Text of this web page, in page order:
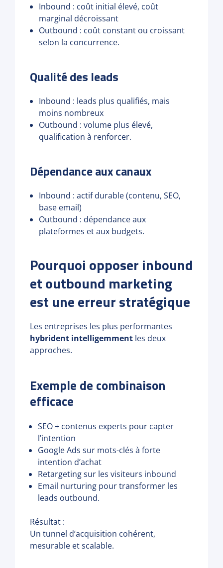
Inbound : coût initial élevé, coût
marginal décroissant
Outbound : coût constant ou croissant
selon la concurrence.
Qualité des leads
Inbound : leads plus qualifiés, mais
moins nombreux
Outbound : volume plus élevé,
qualification à renforcer.
Dépendance aux canaux
Inbound : actif durable (contenu, SEO,
base email)
Outbound : dépendance aux
plateformes et aux budgets.
Pourquoi opposer inbound
et outbound marketing
est une erreur stratégique
Les entreprises les plus performantes
hybrident intelligemment les deux
approches.
Exemple de combinaison
efficace
SEO + contenus experts pour capter
l’intention
Google Ads sur mots-clés à forte
intention d’achat
Retargeting sur les visiteurs inbound
Email nurturing pour transformer les
leads outbound.
Résultat :
Un tunnel d’acquisition cohérent,
mesurable et scalable.